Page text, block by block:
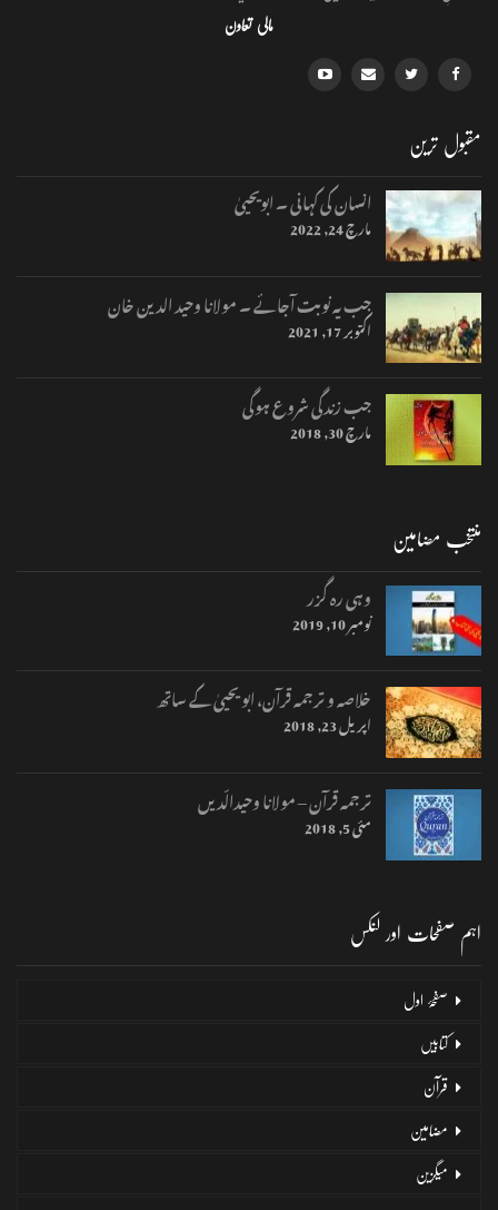
مالی تعاون
مقبول ترین
انسان کی کہانی ۔ ابویحییٰ
مارچ 24, 2022
جب یہ نوبت آجائے ۔ مولانا وحید الدین خان
اکتوبر 17, 2021
جب زندگی شروع ہوگی
مارچ 30, 2018
منتخب مضامین
وہی رہ گزر
نومبر 10, 2019
خلاصہ و ترجمہ قرآن، ابو یحییٰ کے ساتھ
اپریل 23, 2018
ترجمہ قرآن – مولانا وحیدالّدیں
مئی 5, 2018
اہم صفحات اور لنکس
صفحۂ اول
کتابیں
قرآن
مضامین
میگزین